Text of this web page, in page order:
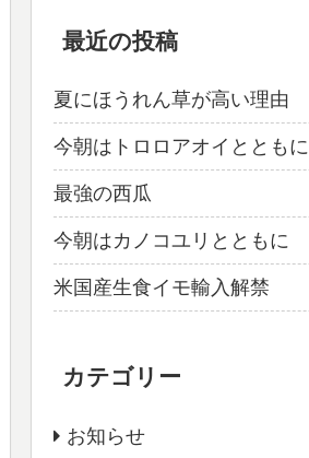
最近の投稿
夏にほうれん草が高い理由
今朝はトロロアオイとともに
最強の西瓜
今朝はカノコユリとともに
米国産生食イモ輸入解禁
カテゴリー
お知らせ